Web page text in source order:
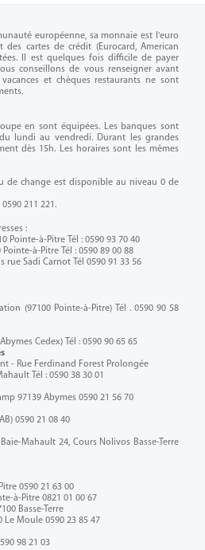
européenne, sa monnaie est l'euro
cartes de crédit (Eurocard, American
Il est quelques fois difficile de payer
conseillons de vous renseigner avant
et chèques restaurants ne sont
en sont équipées. Les banques sont
lundi au vendredi. Durant les grandes
dès 15h. Les horaires sont les mêmes
de change est disponible au niveau 0 de
211 221.
:
Pointe-à-Pitre Tél : 0590 93 70 40
à-Pitre Tél : 0590 89 00 88
rue Sadi Carnot Tél 0590 91 33 56
(97100 Pointe-à-Pitre) Tél . 0590 90 58
Cedex) Tél : 0590 90 65 65
- Rue Ferdinand Forest Prolongée
Tél : 0590 38 30 01
97139 Abymes 0590 21 56 70
0590 21 08 40
Mahault 24, Cours Nolivos Basse-Terre
0590 21 63 00
à-Pitre 0821 01 00 67
Basse-Terre
Le Moule 0590 23 85 47
98 21 03